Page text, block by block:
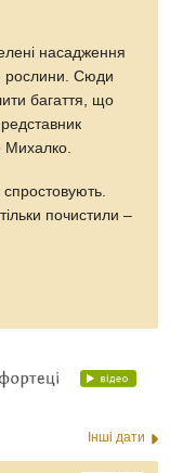
насадження
рослини. Сюди
багаття, що
Михалко.
почистили –
Інші дати